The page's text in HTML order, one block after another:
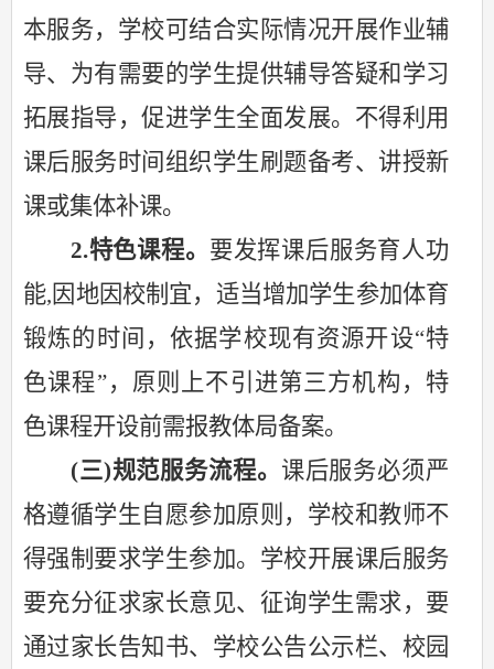
本服务，学校可结合实际情况开展作业辅
导、为有需要的学生提供辅导答疑和学习
拓展指导，促进学生全面发展。不得利用
课后服务时间组织学生刷题备考、讲授新
课或集体补课。
2.特色课程。 要发挥课后服务育人功
能,因地因校制宜，适当增加学生参加体育
锻炼的时间，依据学校现有资源开设“特
色课程”，原则上不引进第三方机构，特
色课程开设前需报教体局备案。
(三)规范服务流程。 课后服务必须严
格遵循学生自愿参加原则，学校和教师不
得强制要求学生参加。学校开展课后服务
要充分征求家长意见、征询学生需求，要
通过家长告知书、学校公告公示栏、校园